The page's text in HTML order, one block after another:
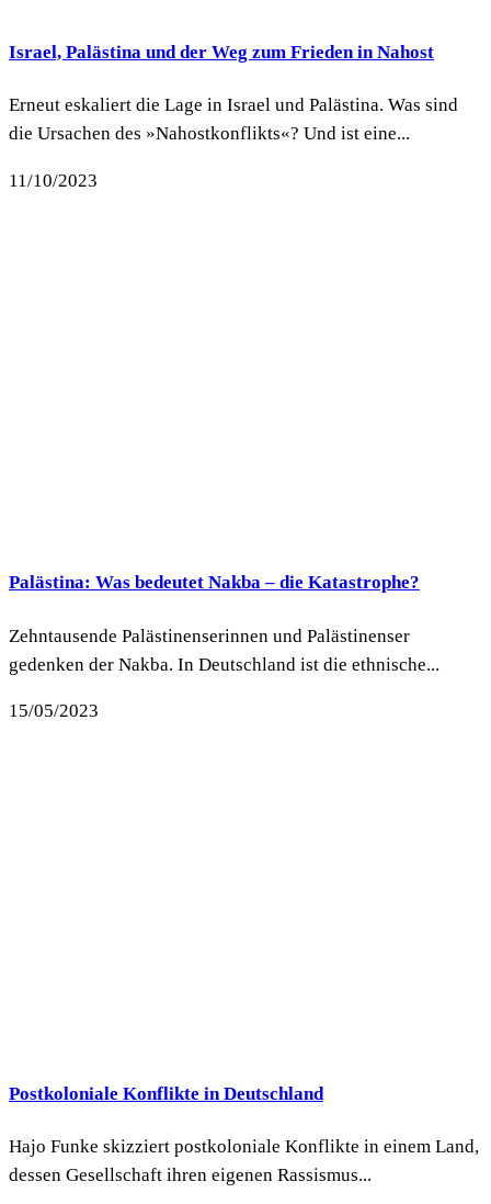
Israel, Palästina und der Weg zum Frieden in Nahost
Erneut eskaliert die Lage in Israel und Palästina. Was sind
die Ursachen des »Nahostkonflikts«? Und ist eine...
11/10/2023
Palästina: Was bedeutet Nakba – die Katastrophe?
Zehntausende Palästinenserinnen und Palästinenser
gedenken der Nakba. In Deutschland ist die ethnische...
15/05/2023
Postkoloniale Konflikte in Deutschland
Hajo Funke skizziert postkoloniale Konflikte in einem Land,
dessen Gesellschaft ihren eigenen Rassismus...